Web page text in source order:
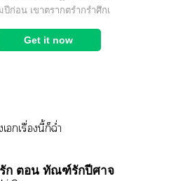
เรื่องนี้ก็ฉ่ำ